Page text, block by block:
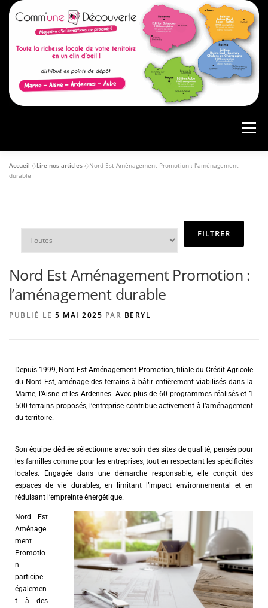
Menu
ACCUEIL
Accueil »Lire nos articles »Nord Est Aménagement Promotion : l’aménagement
durable
Nord Est Aménagement Promotion :
l’aménagement durable
PUBLIÉ LE 5 MAI 2025 PAR BERYL
Depuis 1999, Nord Est Aménagement Promotion, filiale du Crédit Agricole
du Nord Est, aménage des terrains à bâtir entièrement viabilisés dans la
Marne, l’Aisne et les Ardennes. Avec plus de 60 programmes réalisés et 1
500 terrains proposés, l’entreprise contribue activement à l’aménagement
du territoire.
Son équipe dédiée sélectionne avec soin des sites de qualité, pensés pour
les familles comme pour les entreprises, tout en respectant les spécificités
locales. Engagée dans une démarche responsable, elle conçoit des
espaces de vie durables, en limitant l’impact environnemental et en
réduisant l’empreinte énergétique.
Nord Est
Aménage
ment
Promotio
n
participe
égalemen
t à des